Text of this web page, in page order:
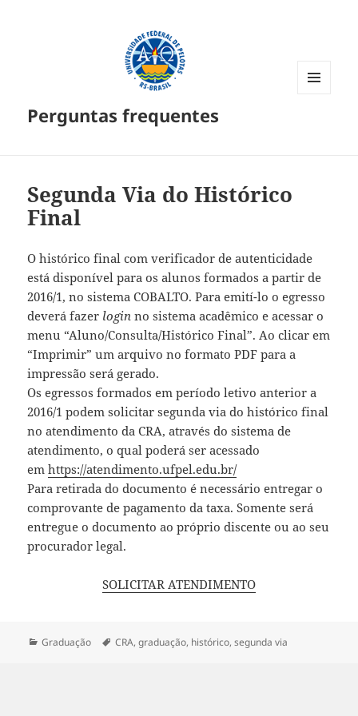
Perguntas frequentes
Segunda Via do Histórico
Final
O histórico final com verificador de autenticidade
está disponível para os alunos formados a partir de
2016/1, no sistema COBALTO. Para emití-lo o egresso
deverá fazer login no sistema acadêmico e acessar o
menu “Aluno/Consulta/Histórico Final”. Ao clicar em
“Imprimir” um arquivo no formato PDF para a
impressão será gerado.
Os egressos formados em período letivo anterior a
2016/1 podem solicitar segunda via do histórico final
no atendimento da CRA, através do sistema de
atendimento, o qual poderá ser acessado
emhttps://atendimento.ufpel.edu.br/
Para retirada do documento é necessário entregar o
comprovante de pagamento da taxa. Somente será
entregue o documento ao próprio discente ou ao seu
procurador legal.
SOLICITAR ATENDIMENTO
Categorias
Graduação Tags
CRA,graduação, histórico,segunda via